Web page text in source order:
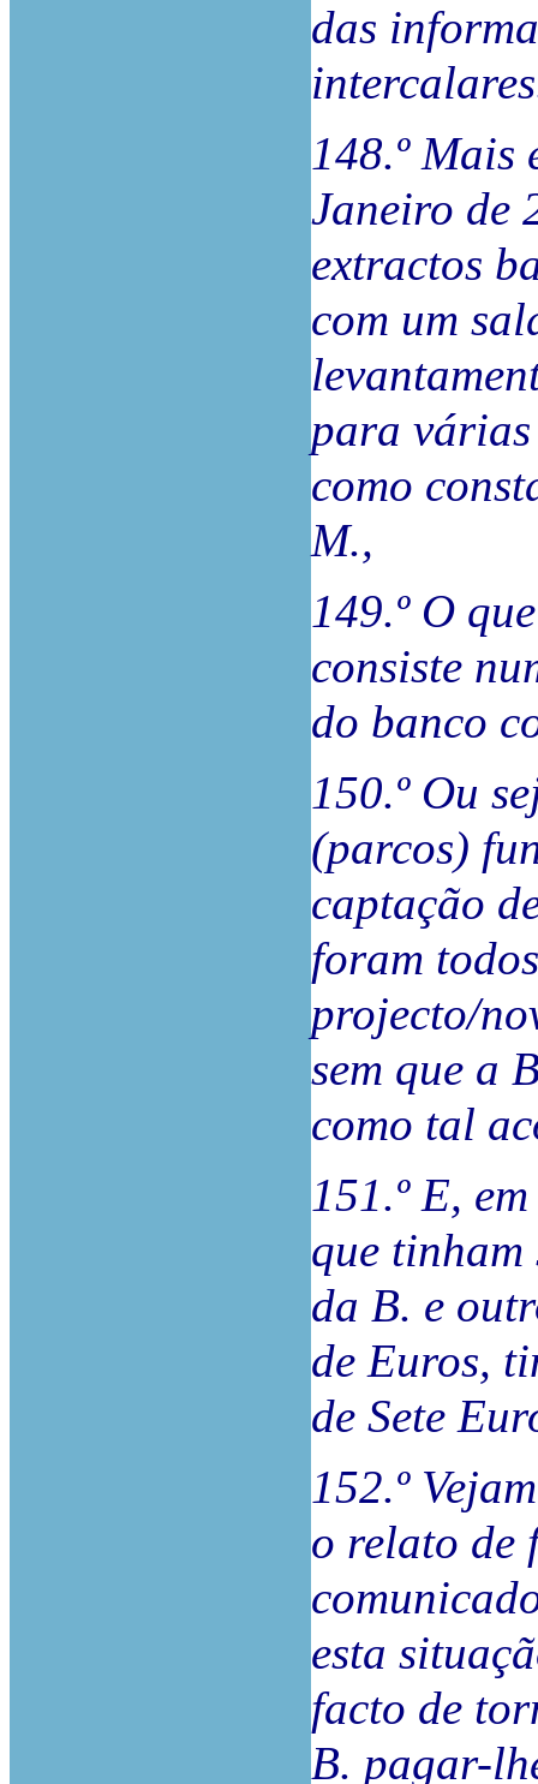
das
148.º Mais
Janeiro de
extractos
com um
para várias
como
M.,
149.º O
consiste
do banco
150.º Ou
(parcos)
captação
foram
projecto/
sem que a
como tal
151.º E,
que
da B. e
de Euros,
de Sete
152.º
o relato de
esta
facto de
B. pagar-